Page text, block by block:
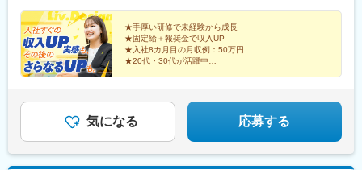
変更の範囲：会社の定める業務
重県津市▼関西京都府京都市下京区大阪府吹田市大阪府堺市北区
兵庫県神戸市中央区▼中国・四国岡山県岡山市北区広島県広島市
南区愛媛県松山市▼九州福岡県福岡市中央区長崎県長崎市熊本県
熊本市中央区鹿児島県鹿児島市※本人の意思に反した会社側からの
一方的な転勤指示はございません必ず本人と相談、合意の上での
対策：各拠点にあり
本線)、宇都宮駅東口駅、船橋駅、八王子駅、馬車道駅、南富山駅
前駅、西松本駅、名鉄一宮駅、烏丸駅、百舌鳥八幡駅、春日野道
駅(阪急線)、東中央町駅、比治山下駅、ＪＲ松山駅前駅、めがね橋
駅、鹿児島中央駅前駅、宇都宮駅、大神宮下駅、日本大通り駅、
北松本駅、西一宮駅、四条駅(京都市営)、百舌鳥駅、新西大寺町筋
★手厚い研修で未経験から成長
★固定給＋報奨金で収入UP
★入社8カ月目の月収例：50万円
★20代・30代が活躍中
あなたの「話好き」のスキルが活かせます◎
気になる 応募する